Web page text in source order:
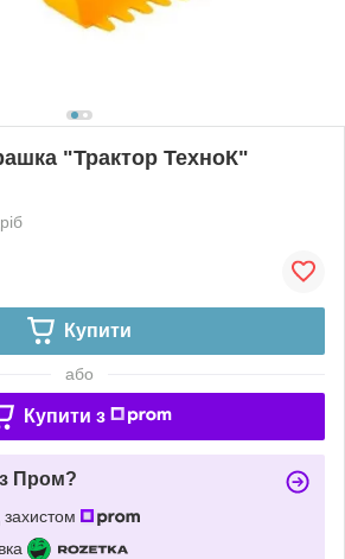
"Трактор ТехноК"
Купити
або
Купити з
Пром?